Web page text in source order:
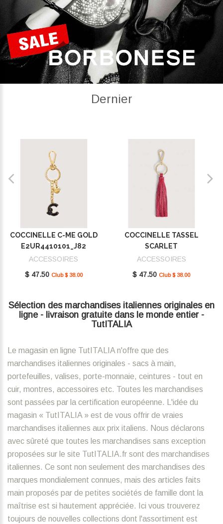
Dernier
COCCINELLE C-ME GOLD
E2UR4410101_J82
ACCESSOIRES
$ 47.50 Club $ 38.00
COCCINELLE TASSEL
SCARLET
E2MU0410101_R02
ACCESSOIRES
$ 47.50 Club $ 38.00
Sélection des marchandises italiennes originales en
ligne - livraison gratuite dans le monde entier -
TutITALIA
Le magasin en ligne TutITALIA n'offre que des
marchandises italiennes originales - sacs à main,
portefeuilles, valises, porte-monnaie, ceintures - tout en
cuir, montres, accessoires etc. Toutes les marchandises
sont passées par la certification européenne. L'idée du
magasin « TutITALIA » est de vous offrir de vraies
marchandises italiennes aux prix italiens. Nous déclarons
avec sûreté que toutes les marchandises sans exception
proposées sur le site TutITALIA.fr sont des marchandises
italiennes. Ce sont non seulement des marchandises des
marques mondialement connues, mais des articles faits
main proposés par de petites sociétés de famille dont la
maîtrise est si hautement appréciée. Ici vous trouverez
toujours de nouvelles collections dont l'assortiment est